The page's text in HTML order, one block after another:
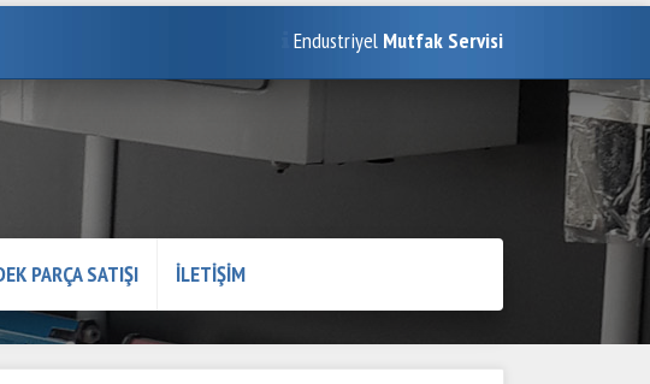
Endustriyel Mutfak Servisi
PARÇA SATIŞI İLETİŞİM